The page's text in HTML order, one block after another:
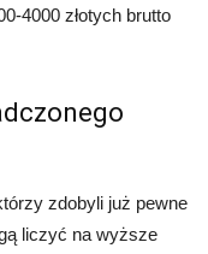
4000 złotych brutto
zdobyli już pewne
liczyć na wyższe